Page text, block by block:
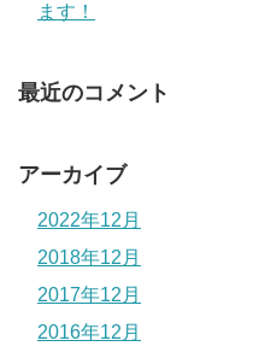
ます！
最近のコメント
アーカイブ
2022年12月
2018年12月
2017年12月
2016年12月